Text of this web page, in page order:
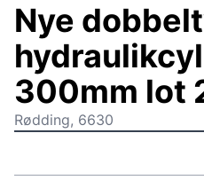
Nye
300mm lot
Rødding, 6630